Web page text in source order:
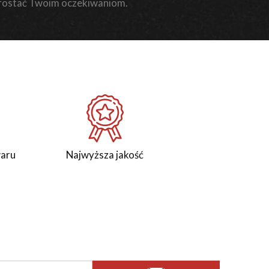
Twoim oczekiwaniom.
Najwyższa jakość